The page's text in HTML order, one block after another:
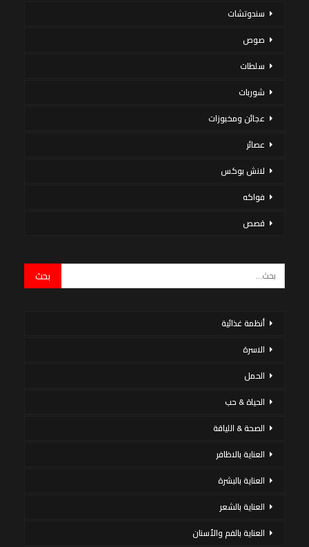
سندوتشات
صوص
سلطات
شوربات
عجائن ومخبوزات
عصائر
لانش بوكس
فواكه
قصص
أنظمة غذائية
الاسرة
الحمل
الحياة & حب
الصحة & اللياقة
العناية بالاظافر
العناية بالبشرة
العناية بالشعر
العناية بالفم والأسنان